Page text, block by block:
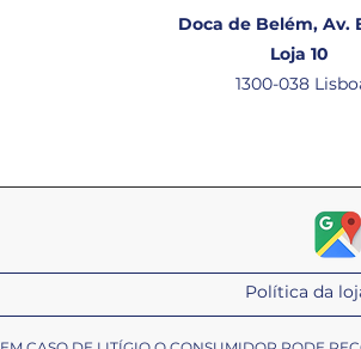
Doca de Belém, Av.
Loja 10
1300-038
Política da